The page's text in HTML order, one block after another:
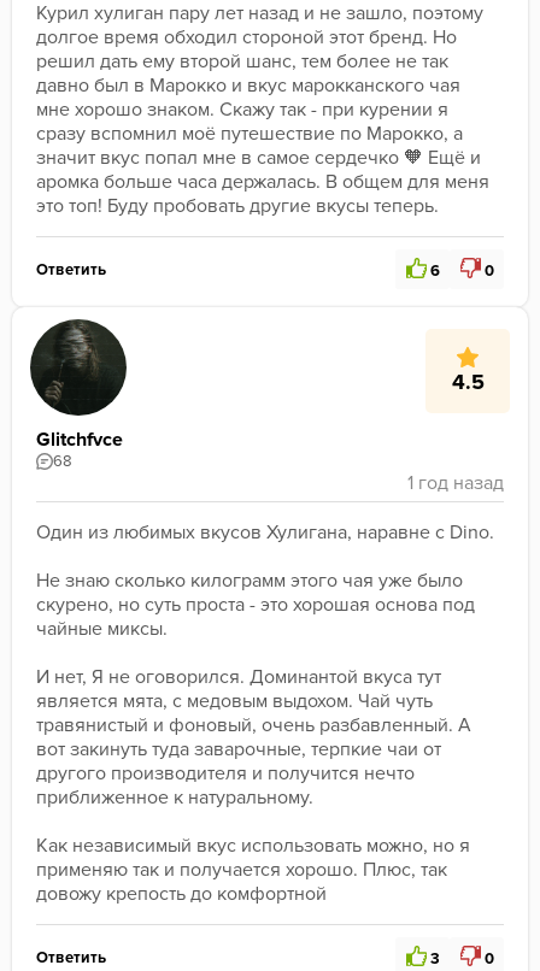
Курил хулиган пару лет назад и не зашло, поэтому
долгое время обходил стороной этот бренд. Но
решил дать ему второй шанс, тем более не так
давно был в Марокко и вкус марокканского чая
мне хорошо знаком. Скажу так - при курении я
сразу вспомнил моё путешествие по Марокко, а
значит вкус попал мне в самое сердечко 🧡 Ещё и
аромка больше часа держалась. В общем для меня
это топ! Буду пробовать другие вкусы теперь.
Ответить 6 0
4.5
Glitchfvce
68
Один из любимых вкусов Хулигана, наравне с Dino.
Не знаю сколько килограмм этого чая уже было
скурено, но суть проста - это хорошая основа под
чайные миксы.
И нет, Я не оговорился. Доминантой вкуса тут
является мята, с медовым выдохом. Чай чуть
травянистый и фоновый, очень разбавленный. А
вот закинуть туда заварочные, терпкие чаи от
другого производителя и получится нечто
приближенное к натуральному.
Как независимый вкус использовать можно, но я
применяю так и получается хорошо. Плюс, так
довожу крепость до комфортной
Ответить 3 0